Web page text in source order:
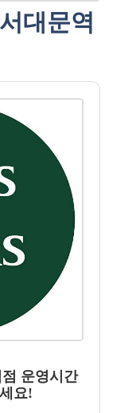
대문역
운영시간
요!